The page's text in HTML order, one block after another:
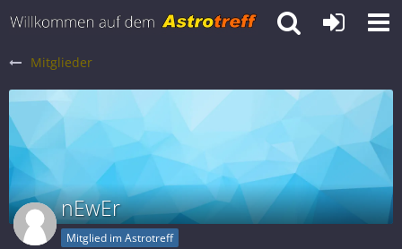
Mitglieder
nEwEr
Mitglied im Astrotreff